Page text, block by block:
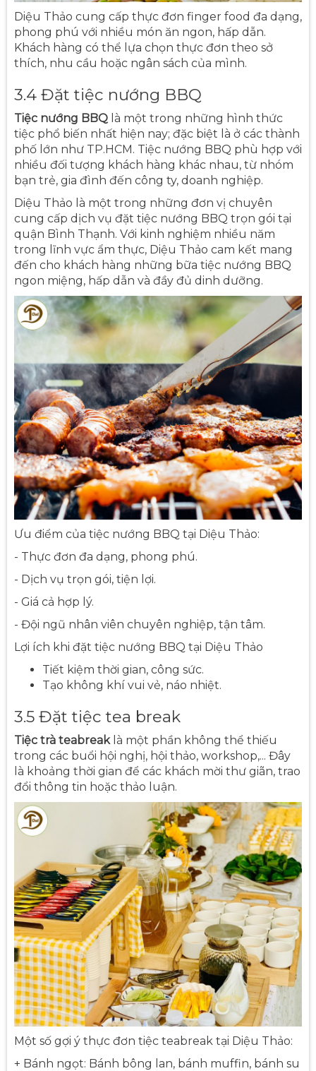
Diệu Thảo cung cấp thực đơn finger food đa dạng,
phong phú với nhiều món ăn ngon, hấp dẫn.
Khách hàng có thể lựa chọn thực đơn theo sở
thích, nhu cầu hoặc ngân sách của mình.
3.4 Đặt tiệc nướng BBQ
Tiệc nướng BBQ là một trong những hình thức
tiệc phổ biến nhất hiện nay; đặc biệt là ở các thành
phố lớn như TP.HCM. Tiệc nướng BBQ phù hợp với
nhiều đối tượng khách hàng khác nhau, từ nhóm
bạn trẻ, gia đình đến công ty, doanh nghiệp.
Diệu Thảo là một trong những đơn vị chuyên
cung cấp dịch vụ đặt tiệc nướng BBQ trọn gói tại
quận Bình Thạnh. Với kinh nghiệm nhiều năm
trong lĩnh vực ẩm thực, Diệu Thảo cam kết mang
đến cho khách hàng những bữa tiệc nướng BBQ
ngon miệng, hấp dẫn và đầy đủ dinh dưỡng.
Ưu điểm của tiệc nướng BBQ tại Diệu Thảo:
- Thực đơn đa dạng, phong phú.
- Dịch vụ trọn gói, tiện lợi.
- Giá cả hợp lý.
- Đội ngũ nhân viên chuyên nghiệp, tận tâm.
Lợi ích khi đặt tiệc nướng BBQ tại Diệu Thảo
Tiết kiệm thời gian, công sức.
Tạo không khí vui vẻ, náo nhiệt.
3.5 Đặt tiệc tea break
Tiệc trà teabreaklà một phần không thể thiếu
trong các buổi hội nghị, hội thảo, workshop,... Đây
là khoảng thời gian để các khách mời thư giãn, trao
đổi thông tin hoặc thảo luận.
Một số gợi ý thực đơn tiệc teabreak tại Diệu Thảo:
+ Bánh ngọt: Bánh bông lan, bánh muffin, bánh su